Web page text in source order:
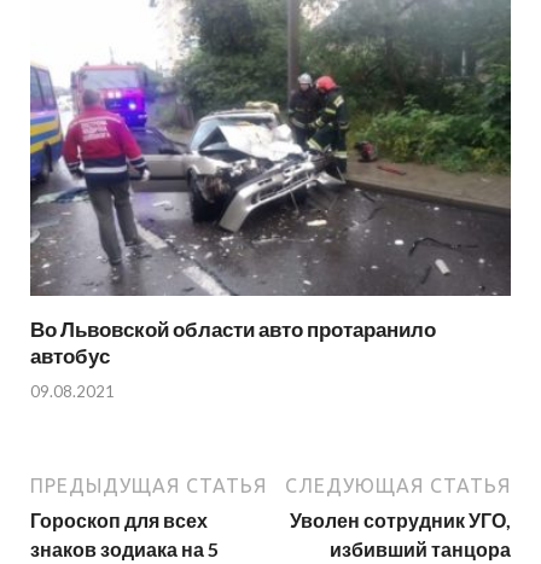
Во Львовской области авто протаранило
автобус
09.08.2021
ПРЕДЫДУЩАЯ СТАТЬЯ
Гороскоп для всех
знаков зодиака на 5
СЛЕДУЮЩАЯ СТАТЬЯ
Уволен сотрудник УГО,
избивший танцора